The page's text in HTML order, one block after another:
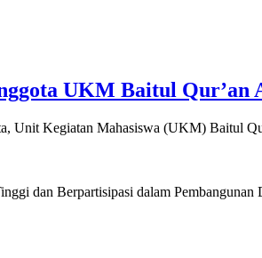
UKM Baitul Qur’an
Unit Kegiatan Mahasiswa (UKM) Baitul
dan Berpartisipasi dalam Pembangunan